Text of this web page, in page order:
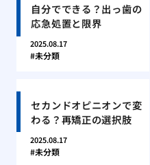
自分でできる？出っ歯の
応急処置と限界
2025.08.17
未分類
セカンドオピニオンで変
わる？再矯正の選択肢
2025.08.17
未分類